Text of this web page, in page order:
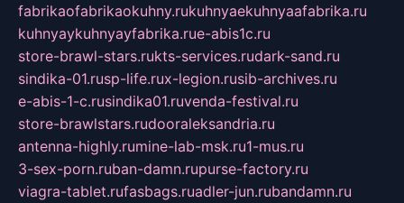
fabrikaofabrikaokuhny.rukuhnyaekuhnyaafabrika.ru
kuhnyaykuhnyayfabrika.rue-abis1c.ru
store-brawl-stars.rukts-services.rudark-sand.ru
sindika-01.rusp-life.rux-legion.rusib-archives.ru
e-abis-1-c.rusindika01.ruvenda-festival.ru
store-brawlstars.rudooraleksandria.ru
antenna-highly.rumine-lab-msk.ru1-mus.ru
3-sex-porn.ruban-damn.rupurse-factory.ru
viagra-tablet.rufasbags.ruadler-jun.rubandamn.ru